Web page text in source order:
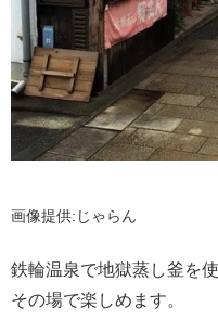
画像提供:じゃらん
鉄輪温泉で地獄蒸し釜を
その場で楽しめます。